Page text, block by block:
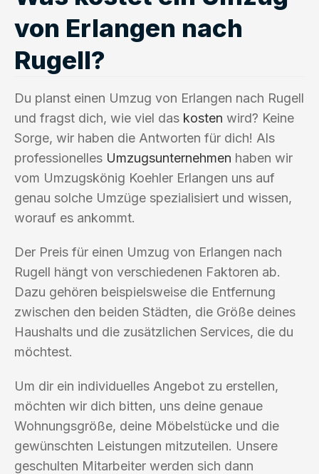
von Erlangen nach
Rugell?
Du planst einen Umzug von Erlangen nach Rugell
und fragst dich, wie viel das kosten wird? Keine
Sorge, wir haben die Antworten für dich! Als
professionelles Umzugsunternehmen haben wir
vom Umzugskönig Koehler Erlangen uns auf
genau solche Umzüge spezialisiert und wissen,
worauf es ankommt.
Der Preis für einen Umzug von Erlangen nach
Rugell hängt von verschiedenen Faktoren ab.
Dazu gehören beispielsweise die Entfernung
zwischen den beiden Städten, die Größe deines
Haushalts und die zusätzlichen Services, die du
möchtest.
Um dir ein individuelles Angebot zu erstellen,
möchten wir dich bitten, uns deine genaue
Wohnungsgröße, deine Möbelstücke und die
gewünschten Leistungen mitzuteilen. Unsere
geschulten Mitarbeiter werden sich dann